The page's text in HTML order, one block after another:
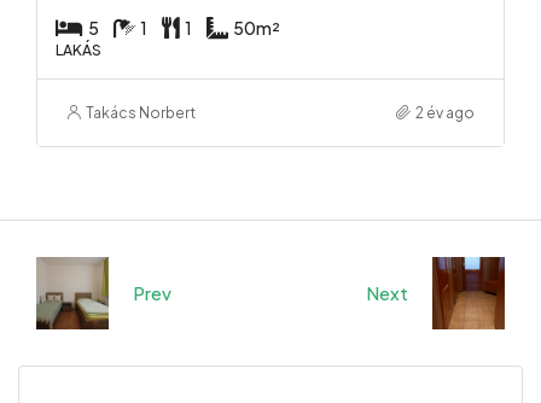
5 1 1 50m²
LAKÁS
Takács Norbert 2 év ago
Prev Next